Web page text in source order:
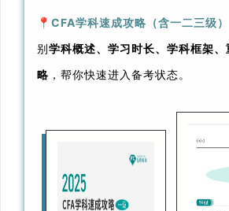
📍 CFA学科速成攻略（含一二三级）
别 学科概述、学习时长、学科框架
略 ，帮你快速进入备考状态。